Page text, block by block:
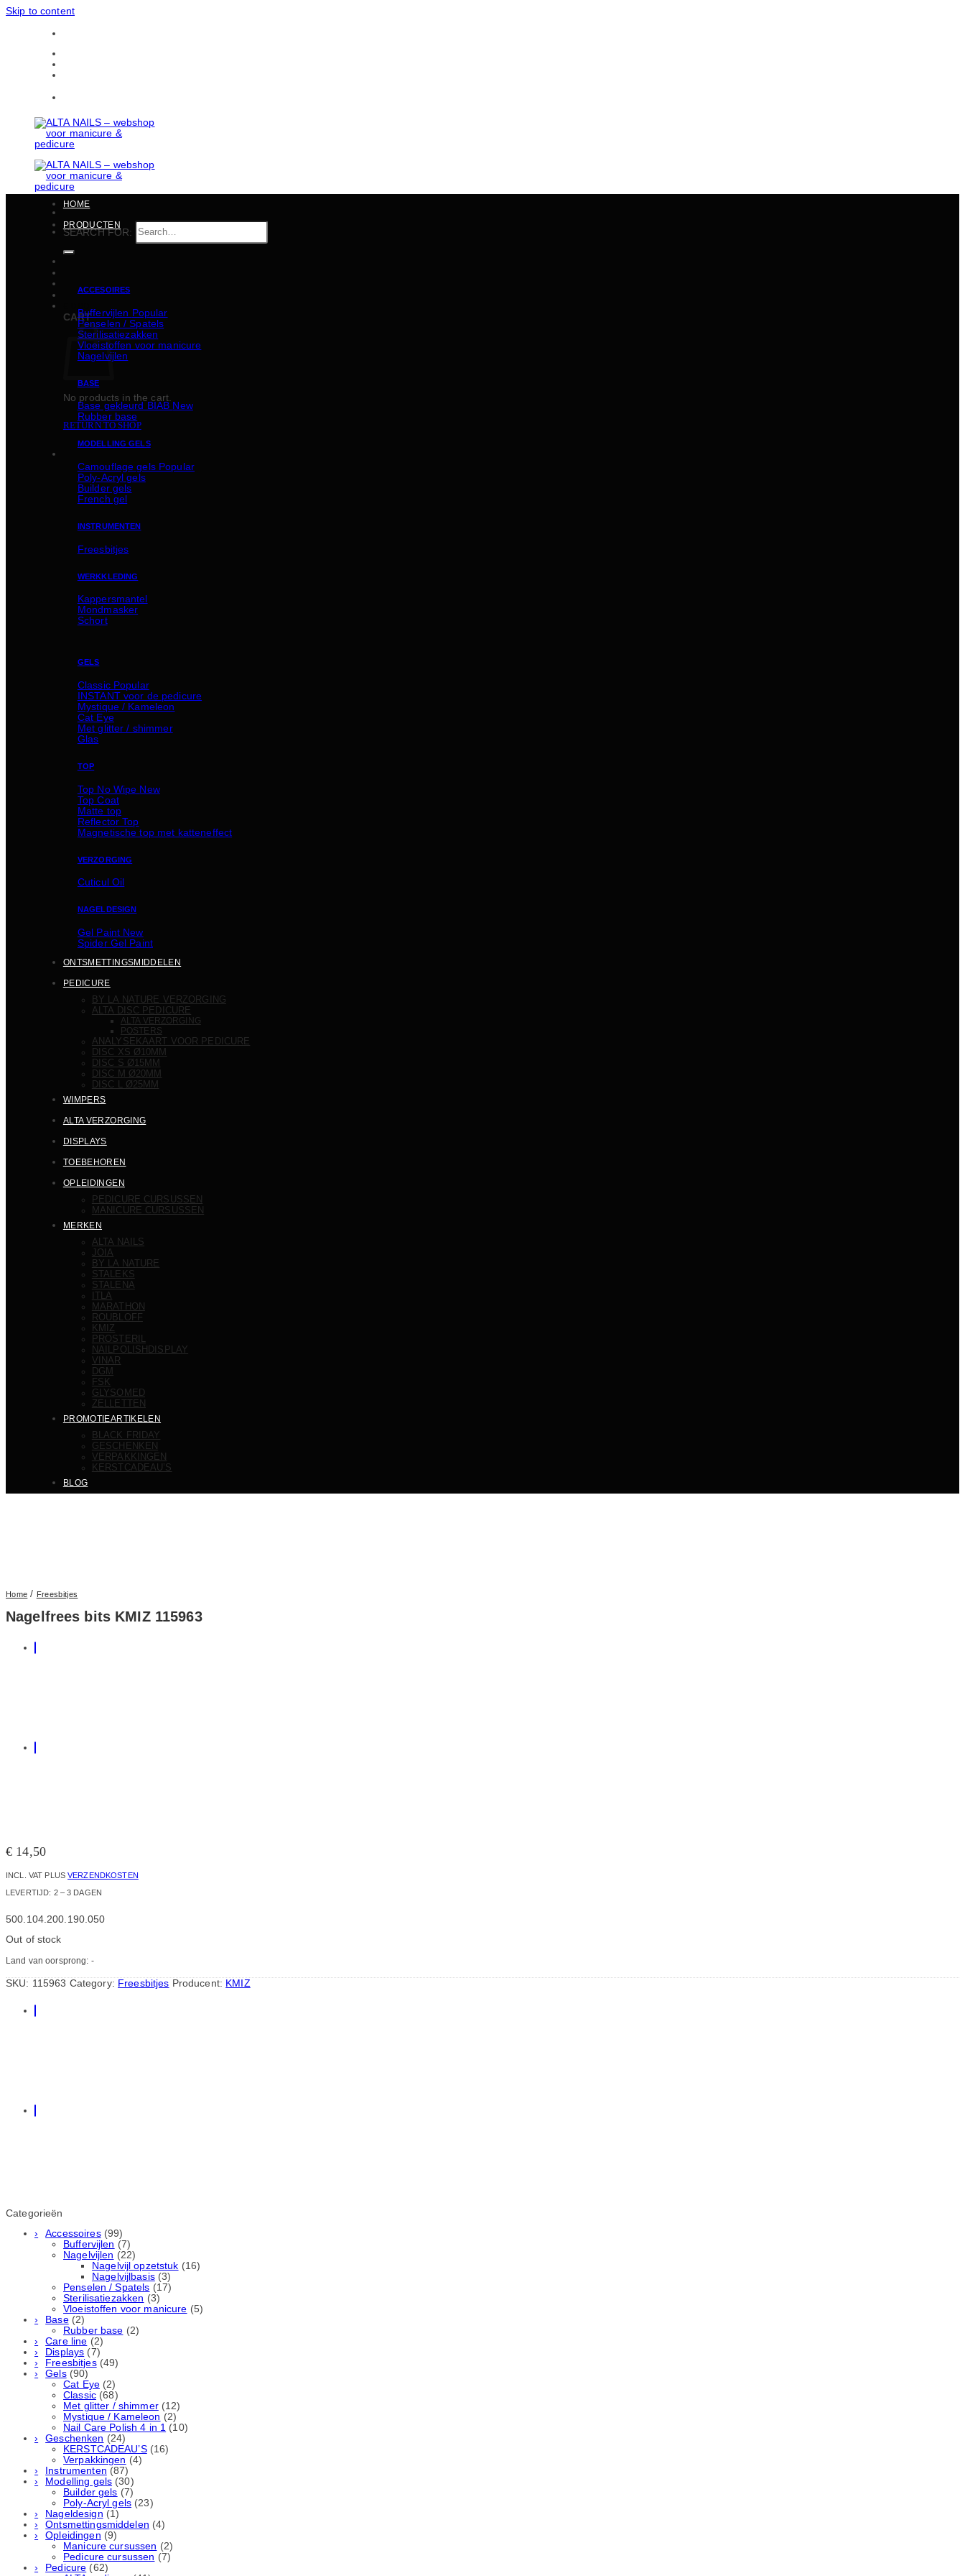
Skip to content
SEARCH FOR:
CART
No products in the cart.
RETURN TO SHOP
HOME
PRODUCTEN
ACCESOIRES
Buffervijlen
Penselen / Spatels
Sterilisatiezakken
Vloeistoffen voor manicure
Nagelvijlen
BASE
Basе gekleurd BIAB
Rubber basе
MODELLING GELS
Camouflage gels
Poly-Acryl gels
Builder gels
French gel
INSTRUMENTEN
Freesbitjes
WERKKLEDING
Kappersmantel
Mondmasker
Schort
GELS
Classic
INSTANT voor de pedicure
Mystique / Kameleon
Cat Eye
Met glitter / shimmer
Glas
TOP
Top No Wipe
Top Coat
Matte top
Reflector Top
Magnetische top met katteneffect
VERZORGING
Cuticul Oil
NAGELDESIGN
Gel Paint
Spider Gel Paint
ONTSMETTINGSMIDDELEN
PEDICURE
BY LA NATURE VERZORGING
ALTA DISC PEDICURE
ALTA VERZORGING
POSTERS
ANALYSEKAART VOOR PEDICURE
DISC XS Ø10MM
DISC S Ø15MM
DISC M Ø20MM
DISC L Ø25MM
WIMPERS
ALTA VERZORGING
DISPLAYS
TOEBEHOREN
OPLEIDINGEN
PEDICURE CURSUSSEN
MANICURE CURSUSSEN
MERKEN
ALTA NAILS
JOIA
BY LA NATURE
STALEKS
STALENA
ITLA
MARATHON
ROUBLOFF
KMIZ
PROSTERIL
NAILPOLISHDISPLAY
VINAR
DGM
FSK
GLYSOMED
ZELLETTEN
PROMOTIEARTIKELEN
BLACK FRIDAY
GESCHENKEN
VERPAKKINGEN
KERSTCADEAU’S
BLOG
Home / Freesbitjes
Nagelfrees bits KMIZ 115963
€ 14,50
INCL. VAT PLUSVERZENDKOSTEN
LEVERTIJD: 2 – 3 DAGEN
500.104.200.190.050
Out of stock
Land van oorsprong: -
SKU: 115963 Category: Freesbitjes Producent: KMIZ
Categorieën
Accessoires (99)
Buffervijlen (7)
Nagelvijlen (22)
Nagelvijl opzetstuk (16)
Nagelvijlbasis (3)
Penselen / Spatels (17)
Sterilisatiezakken (3)
Vloeistoffen voor manicure (5)
Base (2)
Rubber basе (2)
Care line (2)
Displays (7)
Freesbitjes (49)
Gels (90)
Cat Eye (2)
Classic (68)
Met glitter / shimmer (12)
Mystique / Kameleon (2)
Nail Care Polish 4 in 1 (10)
Geschenken (24)
KERSTCADEAU’S (16)
Verpakkingen (4)
Instrumenten (87)
Modelling gels (30)
Builder gels (7)
Poly-Acryl gels (23)
Nageldesign (1)
Ontsmettingsmiddelen (4)
Opleidingen (9)
Manicure cursussen (2)
Pedicure cursussen (7)
Pedicure (62)